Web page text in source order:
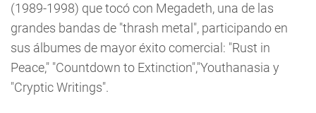
(1989-1998) que tocó con Megadeth, una de las
grandes bandas de "thrash metal", participando en
sus álbumes de mayor éxito comercial: "Rust in
Peace," "Countdown to Extinction","Youthanasia y
"Cryptic Writings".